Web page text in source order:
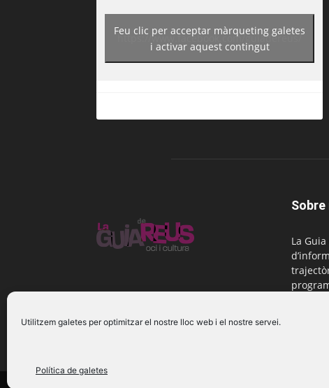
Utilitzem galetes per optimitzar el nostre lloc web i el nostre servei.
Política de galetes
https://www.facebook.com/guiadereus/
Feu clic per acceptar màrqueting galetes
i activar aquest contingut
La